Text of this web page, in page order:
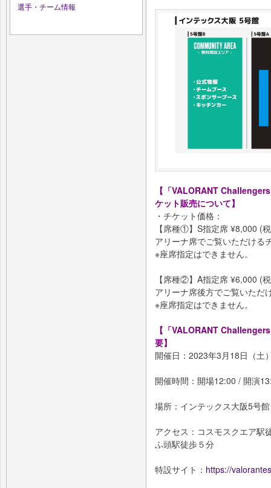
選手・チーム情報
【「VALORANT
ケット販売について】
・チケット価格：
【席種①】S指定席 ¥8,000 (
アリーナ席でご覧いただける
※座席指定はできません。
【席種②】A指定席 ¥6,000 (
アリーナ席後方でご覧いただ
※座席指定はできません。
【「VALORANT
要】
開催日：2023年3月18日（土
開催時間：開場12:00 / 開演
場所：インテックス大阪5号
アクセス：コスモスクエア駅
ふ頭駅徒歩５分
特設サイト： https://